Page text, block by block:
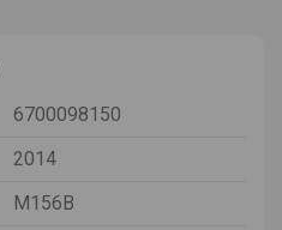
6700098150
2014
M156B